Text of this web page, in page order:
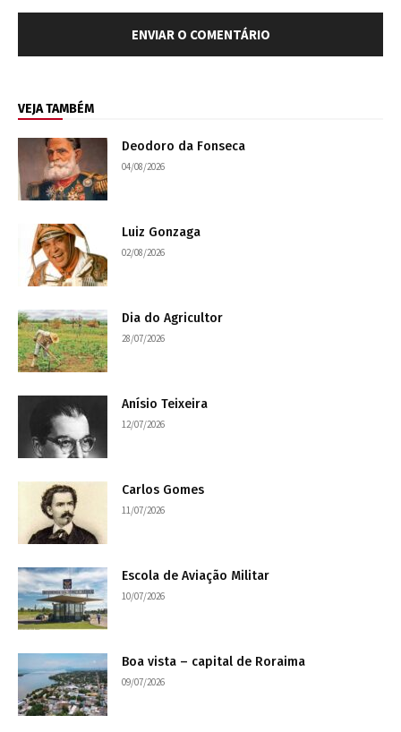
VEJA TAMBÉM
Deodoro da Fonseca
04/08/2026
Luiz Gonzaga
02/08/2026
Dia do Agricultor
28/07/2026
Anísio Teixeira
12/07/2026
Carlos Gomes
11/07/2026
Escola de Aviação Militar
10/07/2026
Boa vista – capital de Roraima
09/07/2026